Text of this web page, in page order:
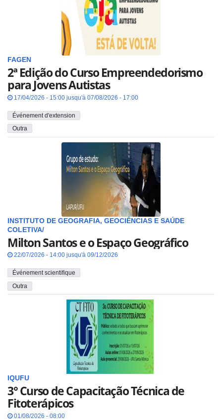
FAGEN
2ª Edição do Curso Empreendedorismo
para Jovens Autistas
17/04/2026 - 15:00 jusqu'à 07/08/2026 - 17:00
Événement d'extension
Outra
INSTITUTO DE GEOGRAFIA, GEOCIÊNCIAS E SAÚDE
COLETIVA/
Milton Santos e o Espaço Geográfico
22/07/2026 - 14:00 jusqu'à 09/12/2026
Événement scientifique
Outra
IQUFU
3° Curso de Capacitação Técnica de
Fitoterápicos
01/08/2026 - 08:00